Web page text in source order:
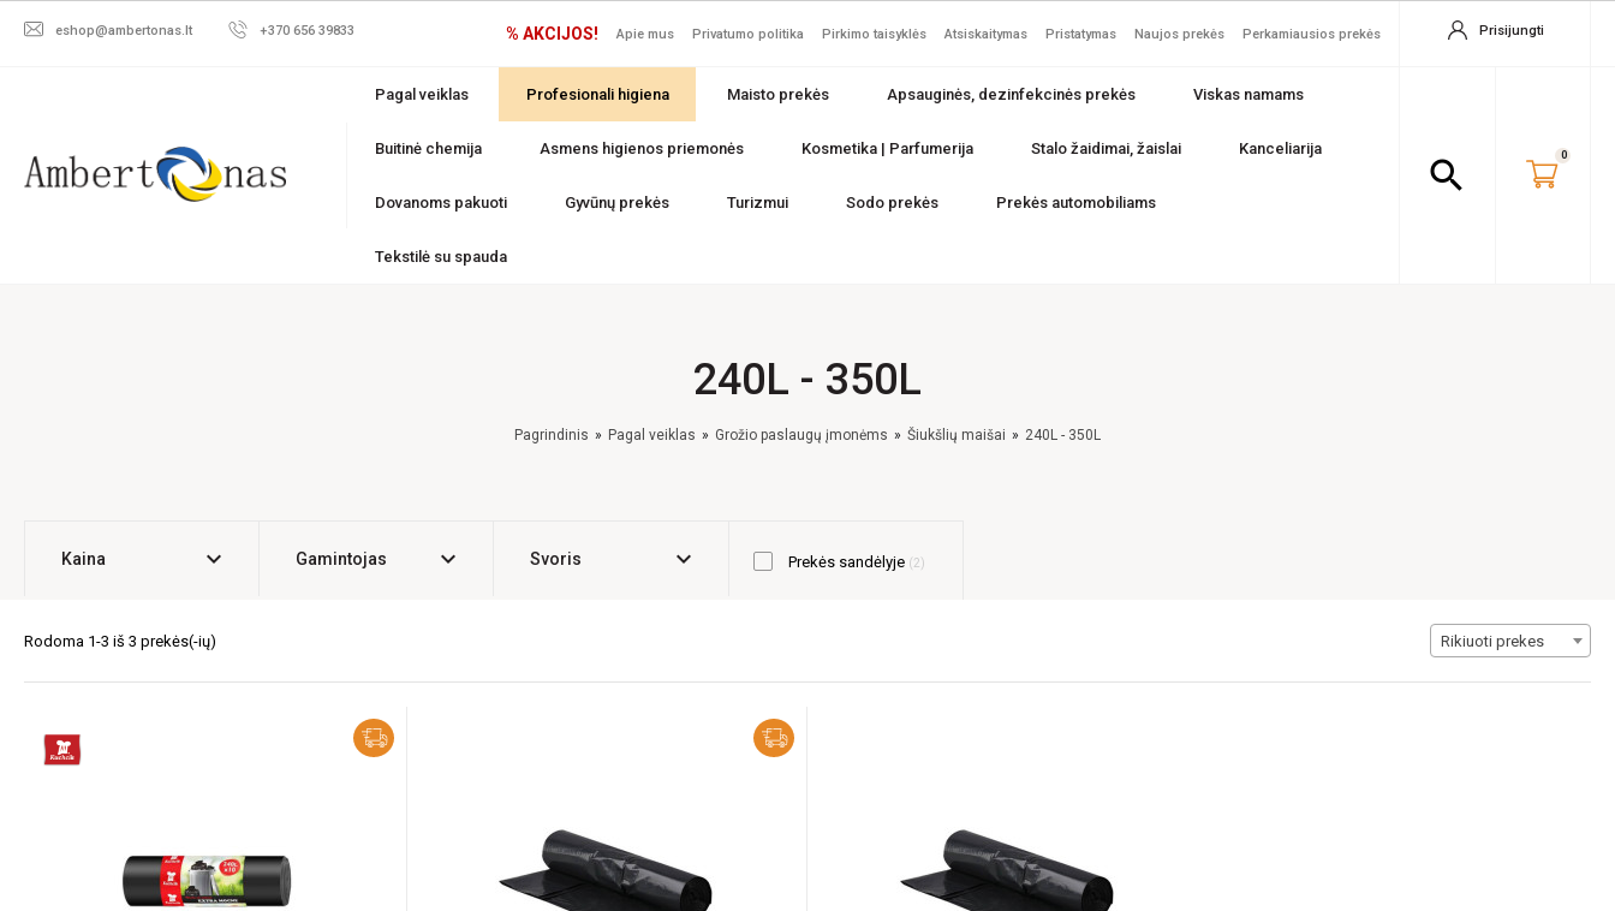
eshop@ambertonas.lt +370 656 39833 % AKCIJOS! Apie mus Privatumo politika Pirkimo taisyklės Atsiskaitymas Pristatymas Naujos prekės Perkamiausios prekės Prisijungti
Pagal veiklas Profesionali higiena Maisto prekės Apsauginės, dezinfekcinės prekės Viskas namams
Buitinė chemija Asmens higienos priemonės Kosmetika | Parfumerija Stalo žaidimai, žaislai Kanceliarija
Dovanoms pakuoti Gyvūnų prekės Turizmui Sodo prekės Prekės automobiliams
Tekstilė su spauda
search 0
240L - 350L
Pagrindinis Pagal veiklas Grožio paslaugų įmonėms Šiukšlių maišai 240L - 350L
Kaina expand_more Gamintojas expand_more Svoris expand_more Prekės sandėlyje 2
Rodoma 1-3 iš 3 prekės(-ių) Rikiuoti prekes